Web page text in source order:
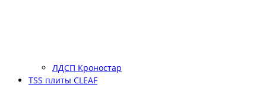
ЛДСП Кроностар
TSS плиты CLEAF